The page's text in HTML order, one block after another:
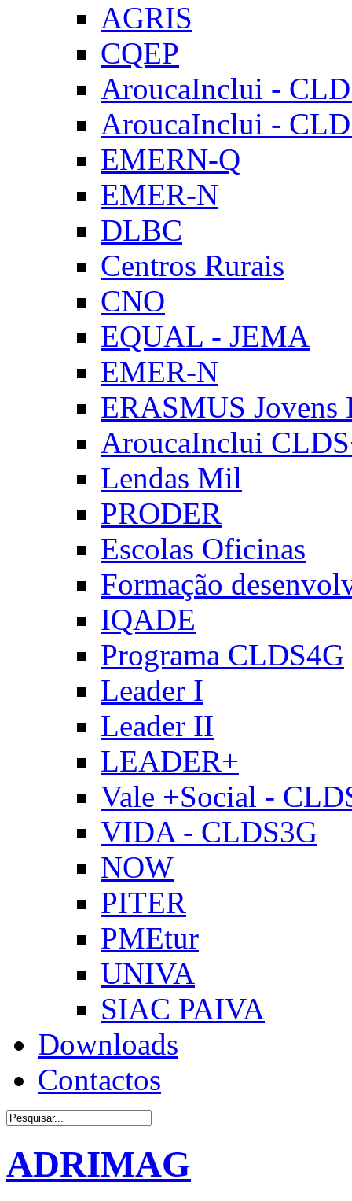
AGRIS
CQEP
AroucaInclui -
AroucaInclui -
EMERN-Q
EMER-N
DLBC
Centros Rurais
CNO
EQUAL - JEMA
EMER-N
ERASMUS Jovens
AroucaInclui
Lendas Mil
PRODER
Escolas Oficinas
Formação
IQADE
Programa CLDS4G
Leader I
Leader II
LEADER+
Vale +Social -
VIDA - CLDS3G
NOW
PITER
PMEtur
UNIVA
SIAC PAIVA
Downloads
Contactos
ADRIMAG